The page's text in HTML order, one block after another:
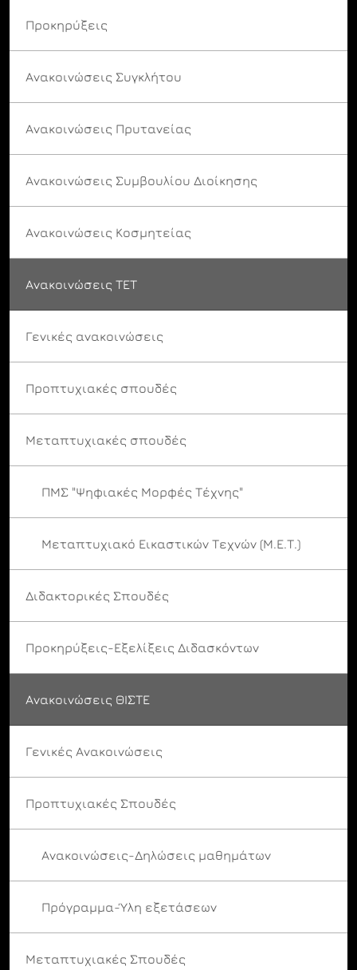
Προκηρύξεις
Ανακοινώσεις Συγκλήτου
Ανακοινώσεις Πρυτανείας
Ανακοινώσεις Συμβουλίου Διοίκησης
Ανακοινώσεις Κοσμητείας
Ανακοινώσεις ΤΕΤ
Γενικές ανακοινώσεις
Προπτυχιακές σπουδές
Μεταπτυχιακές σπουδές
ΠΜΣ "Ψηφιακές Μορφές Τέχνης"
Μεταπτυχιακό Εικαστικών Τεχνών (Μ.Ε.Τ.)
Διδακτορικές Σπουδές
Προκηρύξεις-Εξελίξεις Διδασκόντων
Ανακοινώσεις ΘΙΣΤΕ
Γενικές Ανακοινώσεις
Προπτυχιακές Σπουδές
Ανακοινώσεις-Δηλώσεις μαθημάτων
Πρόγραμμα-Ύλη εξετάσεων
Μεταπτυχιακές Σπουδές